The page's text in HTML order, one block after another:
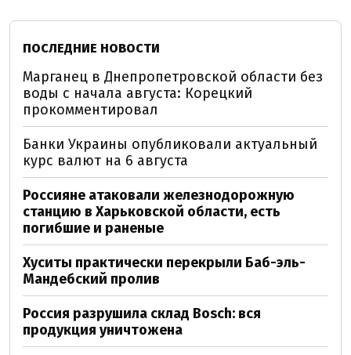
ПОСЛЕДНИЕ НОВОСТИ
Марганец в Днепропетровской области без
воды с начала августа: Корецкий
прокомментировал
Банки Украины опубликовали актуальный
курс валют на 6 августа
Россияне атаковали железнодорожную
станцию в Харьковской области, есть
погибшие и раненые
Хуситы практически перекрыли Баб-эль-
Мандебский пролив
Россия разрушила склад Bosch: вся
продукция уничтожена